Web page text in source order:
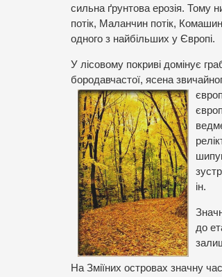
сильна ґрунтова ерозія. Тому
потік, Маланчин потік,
одного з найбільших у Європі.
У лісовому покриві домінує
бородавчастої, ясена
ін.
до
На Зміїних островах значну